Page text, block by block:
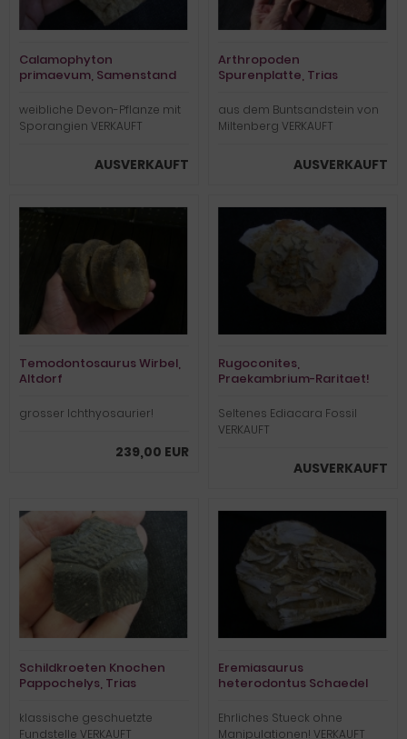
Calamophyton
primaevum, Samenstand
weibliche Devon-Pflanze mit
Sporangien VERKAUFT
AUSVERKAUFT
Arthropoden
Spurenplatte, Trias
aus dem Buntsandstein von
Miltenberg VERKAUFT
AUSVERKAUFT
Temodontosaurus Wirbel,
Altdorf
grosser Ichthyosaurier!
239,00 EUR
Rugoconites,
Praekambrium-Raritaet!
Seltenes Ediacara Fossil
VERKAUFT
AUSVERKAUFT
Schildkroeten Knochen
Pappochelys, Trias
klassische geschuetzte
Fundstelle VERKAUFT
Eremiasaurus
heterodontus Schaedel
Ehrliches Stueck ohne
Manipulationen! VERKAUFT